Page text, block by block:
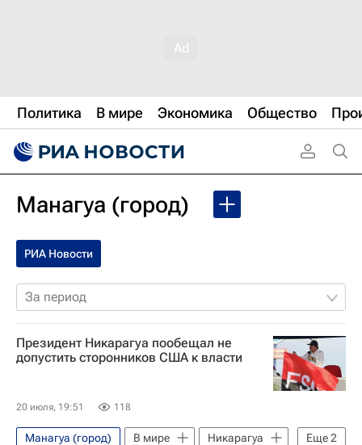
Политика В мире Экономика Общество
Манагуа (город)
РИА Новости
За период
Президент Никарагуа пообещал не
допустить сторонников США к власти
20 июля, 19:51 118
Еще2
Манагуа (город) В мире
Никарагуа